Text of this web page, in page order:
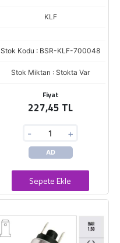
KLF
Stok Kodu : BSR-KLF-700048
Stok Miktarı : Stokta Var
Fiyat
227,45 TL
- +
AD
Sepete Ekle